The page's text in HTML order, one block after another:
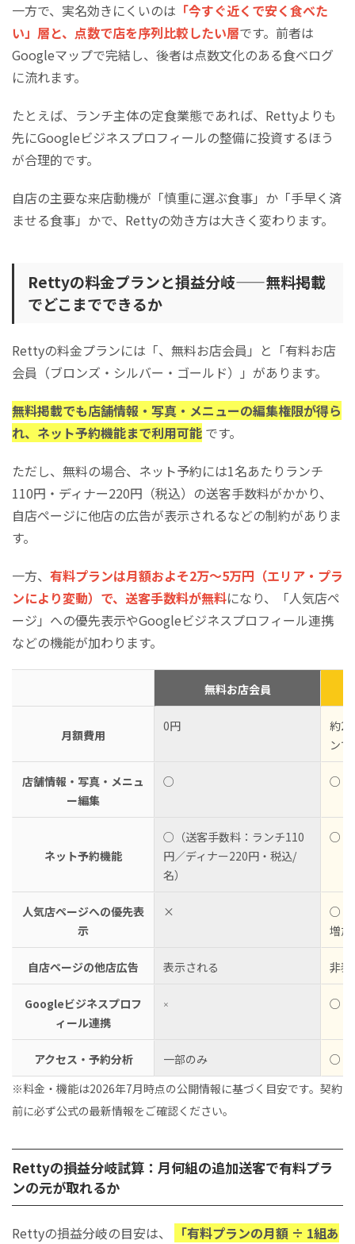
一方で、実名効きにくいのは 「今すぐ近くで安く食べた
い」層と、点数で店を序列比較したい層です。前者は
Googleマップで完結し、後者は点数文化のある食べログ
に流れます。
たとえば、ランチ主体の定食業態であれば、Rettyよりも
先にGoogleビジネスプロフィールの整備に投資するほう
が合理的です。
自店の主要な来店動機が「慎重に選ぶ食事」か「手早く済
ませる食事」かで、Rettyの効き方は大きく変わります。
Rettyの料金プランと損益分岐——無料掲載
でどこまでできるか
Rettyの料金プランには「、無料お店会員」と「有料お店
会員（ブロンズ・シルバー・ゴールド）」があります。
無料掲載でも店舗情報・写真・メニューの編集権限が得ら
れ、ネット予約機能まで利用可能 です。
ただし、無料の場合、ネット予約には1名あたりランチ
110円・ディナー220円（税込）の送客手数料がかかり、
自店ページに他店の広告が表示されるなどの制約がありま
す。
一方、 有料プランは月額およそ2万〜5万円（エリア・プラ
ンにより変動）で、送客手数料が無料になり、「人気店ペ
ージ」への優先表示やGoogleビジネスプロフィール連携
などの機能が加わります。
無料お店会員
月額費用
0円
約2
ン
店舗情報・写真・メニュ
ー編集
○ ○
ネット予約機能
○（送客手数料：ランチ110
円／ディナー220円・税込/
名）
○（
人気店ページへの優先表
示
×
○（
増加
自店ページの他店広告 表示される 非表
Googleビジネスプロフ
ィール連携
× ○
アクセス・予約分析 一部のみ
○
※料金・機能は2026年7月時点の公開情報に基づく目安です。契約
前に必ず公式の最新情報をご確認ください。
Rettyの損益分岐試算：月何組の追加送客で有料プラ
ンの元が取れるか
Rettyの損益分岐の目安は、
「有料プランの月額 ÷ 1組あ